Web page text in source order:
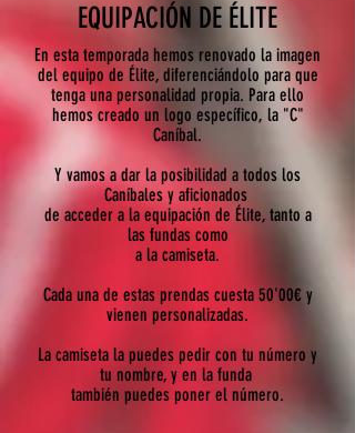
EQUIPACIÓN DE ÉLITE
En esta temporada hemos renovado la imagen
del equipo de Élite, diferenciándolo para que
tenga una personalidad propia. Para ello
hemos creado un logo específico, la "C"
Caníbal.
Y vamos a dar la posibilidad a todos los
Caníbales y aficionados
de acceder a la equipación de Élite, tanto a
las fundas como
a la camiseta.
Cada una de estas prendas cuesta 50'00€ y
vienen personalizadas.
La camiseta la puedes pedir con tu número y
tu nombre, y en la funda
también puedes poner el número.